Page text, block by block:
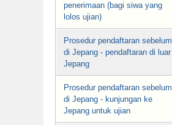
penerimaan (bagi siwa yang
lolos ujian)
Prosedur pendaftaran sebelum
di Jepang - pendaftaran di luar
Jepang
Prosedur pendaftaran sebelum
di Jepang - kunjungan ke
Jepang untuk ujian